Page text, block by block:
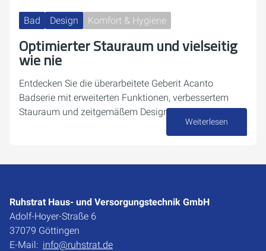
Bad Design Komfort & Hygiene
Optimierter Stauraum und vielseitig
wie nie
Entdecken Sie die überarbeitete Geberit Acanto
Badserie mit erweiterten Funktionen, verbessertem
Stauraum und zeitgemäßem Design.
Weiterlesen
Ruhstrat Haus- und Versorgungstechnik GmbH
Adolf-Hoyer-Straße 6
37079 Göttingen
E-Mail: info@ruhstrat.de